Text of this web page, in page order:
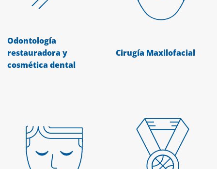
Odontología
restauradora y
cosmética dental
Cirugía Maxilofacial